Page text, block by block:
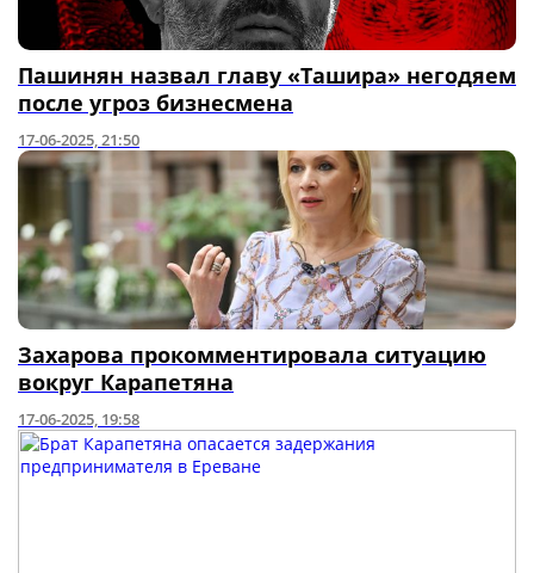
Пашинян назвал главу «Ташира» негодяем
после угроз бизнесмена
17-06-2025, 21:50
Захарова прокомментировала ситуацию
вокруг Карапетяна
17-06-2025, 19:58